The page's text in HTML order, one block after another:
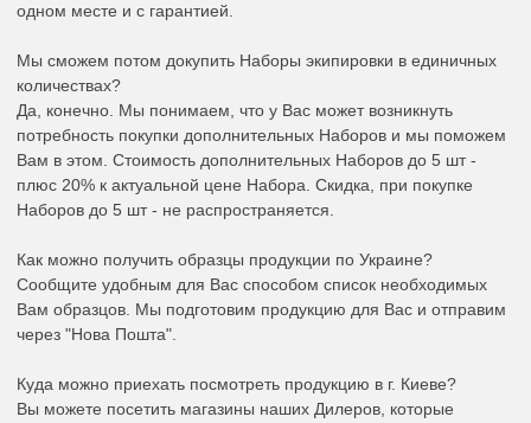
одном месте и с гарантией.
Мы сможем потом докупить Наборы экипировки в единичных
количествах?
Да, конечно. Мы понимаем, что у Вас может возникнуть
потребность покупки дополнительных Наборов и мы поможем
Вам в этом. Стоимость дополнительных Наборов до 5 шт -
плюс 20% к актуальной цене Набора. Скидка, при покупке
Наборов до 5 шт - не распространяется.
Как можно получить образцы продукции по Украине?
Сообщите удобным для Вас способом список необходимых
Вам образцов. Мы подготовим продукцию для Вас и отправим
через "Нова Пошта".
Куда можно приехать посмотреть продукцию в г. Киеве?
Вы можете посетить магазины наших Дилеров, которые